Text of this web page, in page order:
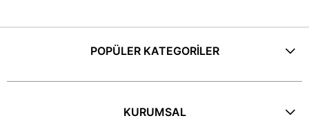
POPÜLER KATEGORİLER
KURUMSAL